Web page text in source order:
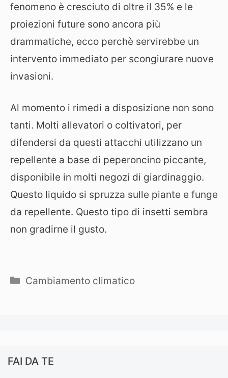
fenomeno è cresciuto di oltre il 35% e le
proiezioni future sono ancora più
drammatiche, ecco perchè servirebbe un
intervento immediato per scongiurare nuove
invasioni.
Al momento i rimedi a disposizione non sono
tanti. Molti allevatori o coltivatori, per
difendersi da questi attacchi utilizzano un
repellente a base di peperoncino piccante,
disponibile in molti negozi di giardinaggio.
Questo liquido si spruzza sulle piante e funge
da repellente. Questo tipo di insetti sembra
non gradirne il gusto.
Categorie
Cambiamento climatico
FAI DA TE